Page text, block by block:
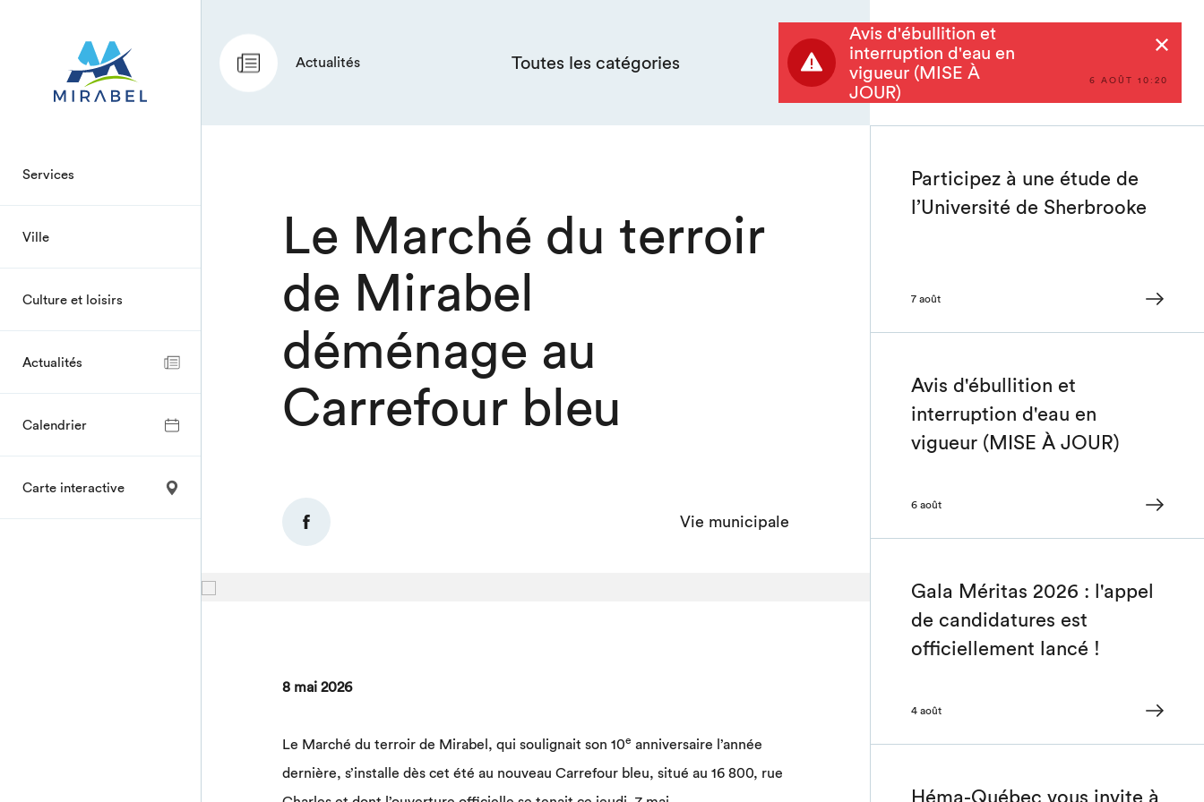
Services
Ville
Culture et loisirs
Actualités
Calendrier
Carte interactive
6 AOÛT 10:20
Avis d'ébullition et
interruption d'eau en
vigueur (MISE À
JOUR)
Actualités Toutes les catégories
Le Marché du terroir
de Mirabel
déménage au
Carrefour bleu
Vie municipale
8 mai 2026
Le Marché du terroir de Mirabel, qui soulignait son 10e anniversaire l’année
dernière, s’installe dès cet été au nouveau Carrefour bleu, situé au 16 800, rue
Participez à une étude de
l’Université de Sherbrooke
7 août
Avis d'ébullition et
interruption d'eau en
vigueur (MISE À JOUR)
6 août
Gala Méritas 2026 : l'appel
de candidatures est
officiellement lancé !
4 août
Héma-Québec vous invite à